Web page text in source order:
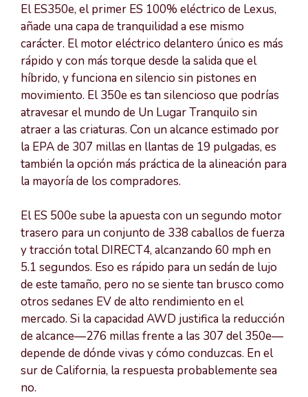
El ES350e, el primer ES 100% eléctrico de Lexus,
añade una capa de tranquilidad a ese mismo
carácter. El motor eléctrico delantero único es más
rápido y con más torque desde la salida que el
híbrido, y funciona en silencio sin pistones en
movimiento. El 350e es tan silencioso que podrías
atravesar el mundo de Un Lugar Tranquilo sin
atraer a las criaturas. Con un alcance estimado por
la EPA de 307 millas en llantas de 19 pulgadas, es
también la opción más práctica de la alineación para
la mayoría de los compradores.
El ES 500e sube la apuesta con un segundo motor
trasero para un conjunto de 338 caballos de fuerza
y tracción total DIRECT4, alcanzando 60 mph en
5.1 segundos. Eso es rápido para un sedán de lujo
de este tamaño, pero no se siente tan brusco como
otros sedanes EV de alto rendimiento en el
mercado. Si la capacidad AWD justifica la reducción
de alcance—276 millas frente a las 307 del 350e—
depende de dónde vivas y cómo conduzcas. En el
sur de California, la respuesta probablemente sea
no.